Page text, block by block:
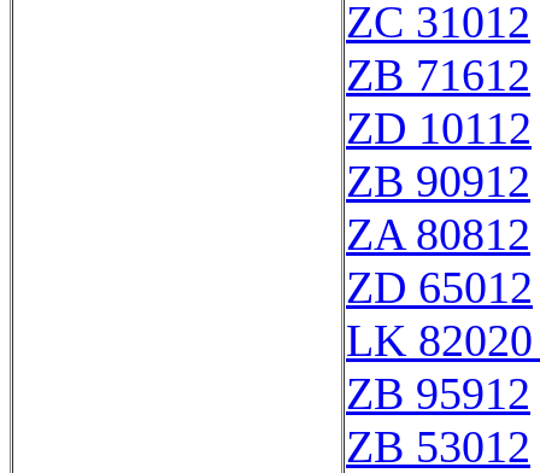
ZC 31012
ZB 71612
ZD 10112
ZB 90912
ZA 80812
ZD 65012
LK
ZB 95912
ZB 53012